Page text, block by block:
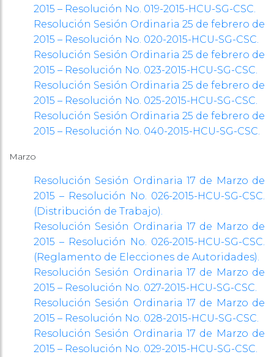
2015 – Resolución No. 019-2015-HCU-SG-CSC.
Resolución Sesión Ordinaria 25 de febrero de
2015 – Resolución No. 020-2015-HCU-SG-CSC.
Resolución Sesión Ordinaria 25 de febrero de
2015 – Resolución No. 023-2015-HCU-SG-CSC.
Resolución Sesión Ordinaria 25 de febrero de
2015 – Resolución No. 025-2015-HCU-SG-CSC.
Resolución Sesión Ordinaria 25 de febrero de
2015 – Resolución No. 040-2015-HCU-SG-CSC.
Marzo
Resolución Sesión Ordinaria 17 de Marzo de
2015 – Resolución No. 026-2015-HCU-SG-CSC.
(Distribución de Trabajo).
Resolución Sesión Ordinaria 17 de Marzo de
2015 – Resolución No. 026-2015-HCU-SG-CSC.
(Reglamento de Elecciones de Autoridades).
Resolución Sesión Ordinaria 17 de Marzo de
2015 – Resolución No. 027-2015-HCU-SG-CSC.
Resolución Sesión Ordinaria 17 de Marzo de
2015 – Resolución No. 028-2015-HCU-SG-CSC.
Resolución Sesión Ordinaria 17 de Marzo de
2015 – Resolución No. 029-2015-HCU-SG-CSC.